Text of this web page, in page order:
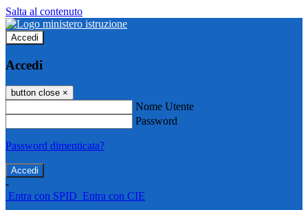
Salta al contenuto
Accedi
Accedi
button close ×
Nome Utente
Password
Password dimenticata?
-
Entra con SPID Entra con CIE